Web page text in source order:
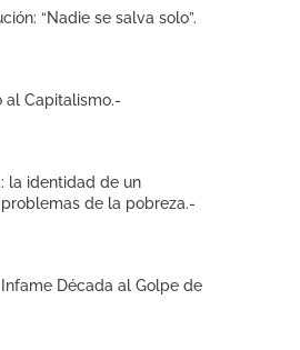
“Nadie se salva solo”.
al Capitalismo.-
la identidad de un
de la pobreza.-
Infame Década al Golpe de